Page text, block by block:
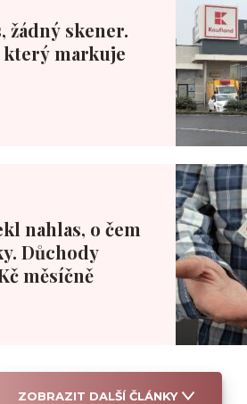
žádný skener.
markuje
nahlas, o čem
Důchody
měsíčně
ZOBRAZIT DALŠÍ ČLÁNKY